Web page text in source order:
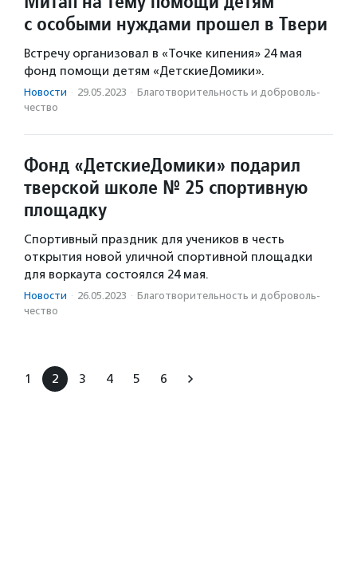
с особыми нуждами прошел в Твери
Встречу организовал в «Точке кипения» 24 мая
фонд помощи детям «ДетскиеДомики».
Новости · 29.05.2023 · Благотвори­тель­ность и доброволь­
чест­во
Фонд «ДетскиеДомики» подарил
тверской школе № 25 спортивную
площадку
Спортивный праздник для учеников в честь
открытия новой уличной спортивной площадки
для воркаута состоялся 24 мая.
Новости · 26.05.2023 · Благотвори­тель­ность и доброволь­
чест­во
1 2 3 4 5 6